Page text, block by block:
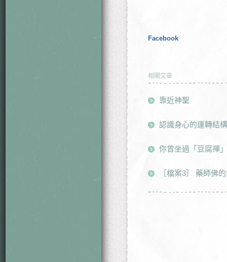
Facebook
相關文章
靠近神聖
認識身心的運轉結
你曾坐過「豆腐禪
［檔案3］ 藥師佛